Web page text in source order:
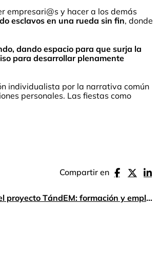
empresari@s y hacer a los demás
esclavos en una rueda sin fin, donde
dando espacio para que surja la
para desarrollar plenamente
individualista por la narrativa común
personales. Las fiestas como
Compartir en
El impacto del proyecto TándEM: formación y empleo para la inclusión laboral de personas jóvenes con problemas de salud mental